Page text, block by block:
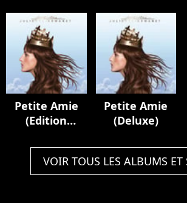
Petite Amie
(Edition
Petite Amie
(Deluxe)
VOIR TOUS LES ALBUMS ET